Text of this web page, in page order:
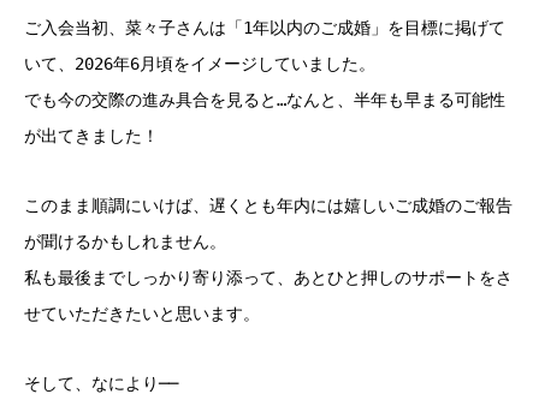
ご入会当初、菜々子さんは「1年以内のご成婚」を目標に掲げて
いて、2026年6月頃をイメージしていました。
でも今の交際の進み具合を見ると…なんと、半年も早まる可能性
が出てきました！
このまま順調にいけば、遅くとも年内には嬉しいご成婚のご報告
が聞けるかもしれません。
私も最後までしっかり寄り添って、あとひと押しのサポートをさ
せていただきたいと思います。
そして、なにより──